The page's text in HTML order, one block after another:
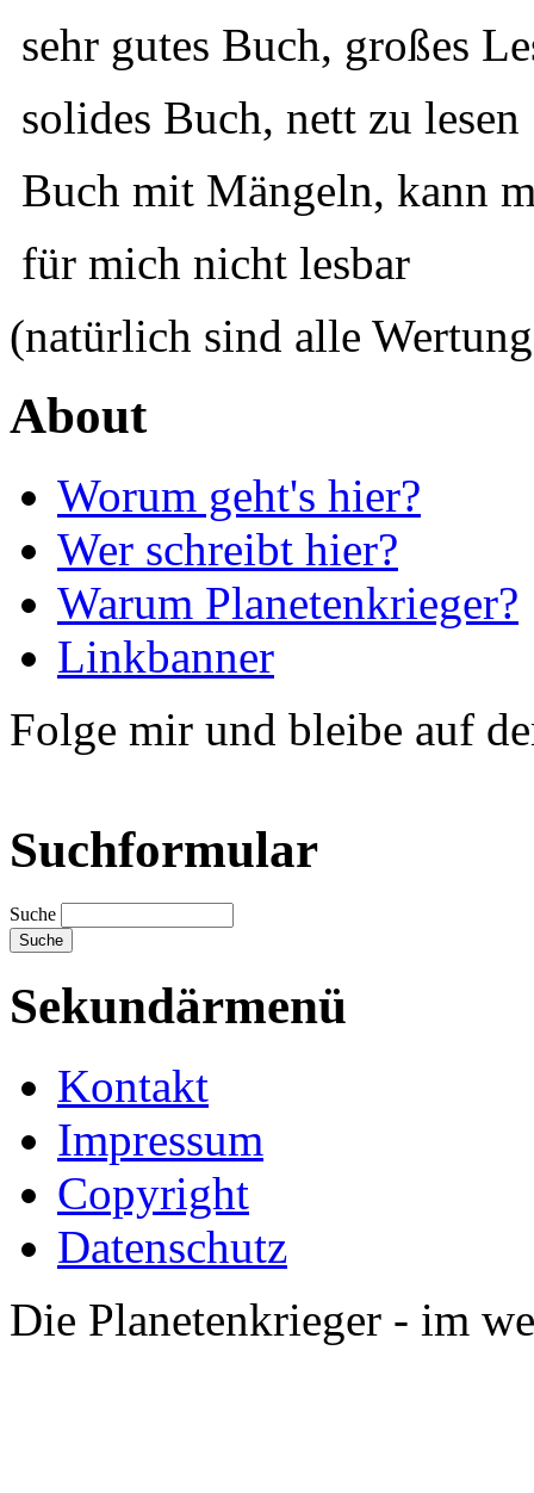
sehr gutes Buch, großes
solides Buch, nett zu lesen
Buch mit Mängeln, kann
für mich nicht lesbar
(natürlich sind alle
About
Worum geht's hier?
Wer schreibt hier?
Warum Planetenkrieger?
Linkbanner
Folge mir und bleibe auf
Suchformular
Suche
Sekundärmenü
Kontakt
Impressum
Copyright
Datenschutz
Die Planetenkrieger - im